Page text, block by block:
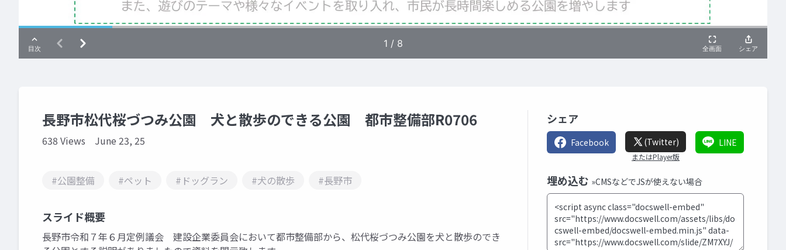
長野市松代桜づつみ公園 犬と散歩のできる公園 都市整備部R0706
638 Views June 23, 25
#公園整備 #ペット #ドッグラン #犬の散歩 #長野市
スライド概要
長野市令和７年６月定例議会 建設企業委員会において都市整備部から、松代桜づつみ公園を犬と散歩のでき
シェア
Facebook (Twitter)
またはPlayer版
LINE
埋め込む »CMSなどでJSが使えない場合